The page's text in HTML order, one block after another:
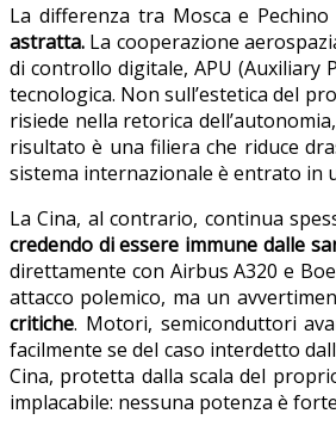
La differenza tra Mosca e
astratta. La cooperazione
di controllo digitale, APU (Auxiliary
tecnologica. Non sull’estetica del
risiede nella retorica
risultato è una filiera che riduce
sistema internazionale è entrato in
La Cina, al contrario, continua
credendo di essere immune dalle
direttamente con Airbus A320 e
attacco polemico, ma un
critiche. Motori, semiconduttori
facilmente se del caso interdetto
Cina, protetta dalla scala del
implacabile: nessuna potenza è